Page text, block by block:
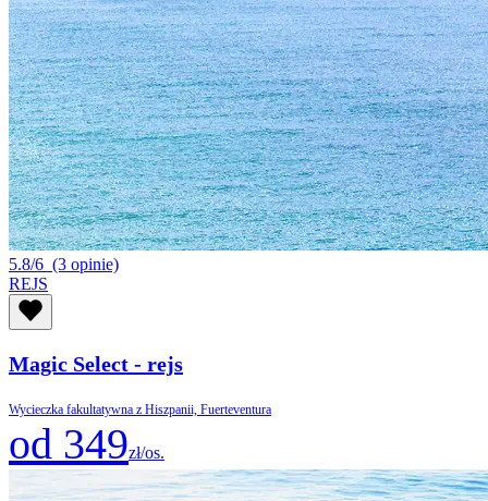
5.8/6 (3 opinie)
REJS
Magic Select - rejs
Wycieczka fakultatywna z Hiszpanii, Fuerteventura
od 349zł/os.